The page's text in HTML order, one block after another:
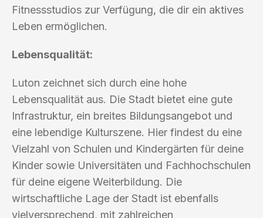
Fitnessstudios zur Verfügung, die dir ein aktives
Leben ermöglichen.
Lebensqualität:
Luton zeichnet sich durch eine hohe
Lebensqualität aus. Die Stadt bietet eine gute
Infrastruktur, ein breites Bildungsangebot und
eine lebendige Kulturszene. Hier findest du eine
Vielzahl von Schulen und Kindergärten für deine
Kinder sowie Universitäten und Fachhochschulen
für deine eigene Weiterbildung. Die
wirtschaftliche Lage der Stadt ist ebenfalls
vielversprechend, mit zahlreichen